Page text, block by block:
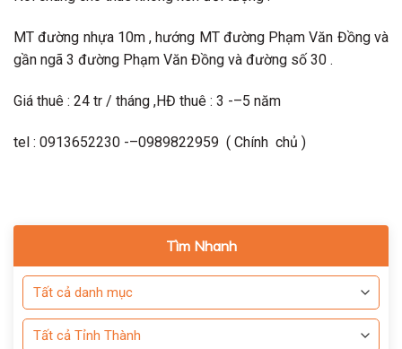
MT đường nhựa 10m , hướng MT đường Phạm Văn Đồng và
gần ngã 3 đường Phạm Văn Đồng và đường số 30 .
Giá thuê : 24 tr / tháng ,HĐ thuê : 3 -–5 năm
tel : 0913652230 -–0989822959 ( Chính chủ )
Tìm Nhanh